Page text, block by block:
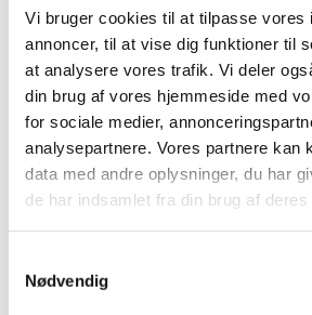
Vi bruger cookies til at tilpasse vores
annoncer, til at vise dig funktioner til
at analysere vores trafik. Vi deler
din brug af vores hjemmeside med
for sociale medier,
analysepartnere. Vores partnere kan
data med andre oplysninger, du har
de har indsamlet fra din brug af deres
Nødvendig
Du vil måske også